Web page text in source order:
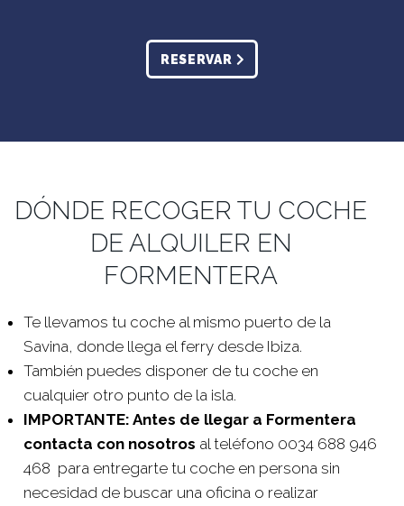
RESERVAR
DÓNDE RECOGER TU COCHE
DE ALQUILER EN
FORMENTERA
Te llevamos tu coche al mismo puerto de la
Savina, donde llega el ferry desde Ibiza.
También puedes disponer de tu coche en
cualquier otro punto de la isla.
IMPORTANTE: Antes de llegar a Formentera
contacta con nosotros al teléfono 0034 688 946
468 para entregarte tu coche en persona sin
necesidad de buscar una oficina o realizar